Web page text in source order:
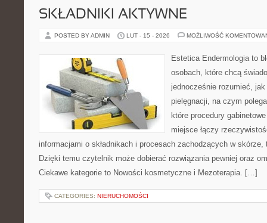
SKŁADNIKI AKTYWNE
POSTED BY ADMIN LUT - 15 - 2026 MOŻLIWOŚĆ
Estetica Endermologia to
osobach, które chcą
jednocześnie rozumieć, jak
pielęgnacji, na czym
które procedury
miejsce łączy
informacjami o składnikach i procesach zachodzących w
Dzięki temu czytelnik może dobierać rozwiązania pewniej oraz
Ciekawe kategorie to Nowości kosmetyczne i Mezoterapia. […]
CATEGORIES: NIERUCHOMOŚCI